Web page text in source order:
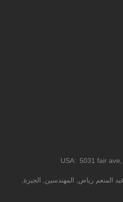
USA 5031 fair
عبد المنعم رياض, المهندسين, الجيزة,